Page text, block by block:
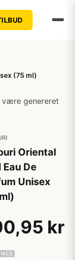
(75 ml)
være genereret
Oriental
Eau De
Unisex
kr